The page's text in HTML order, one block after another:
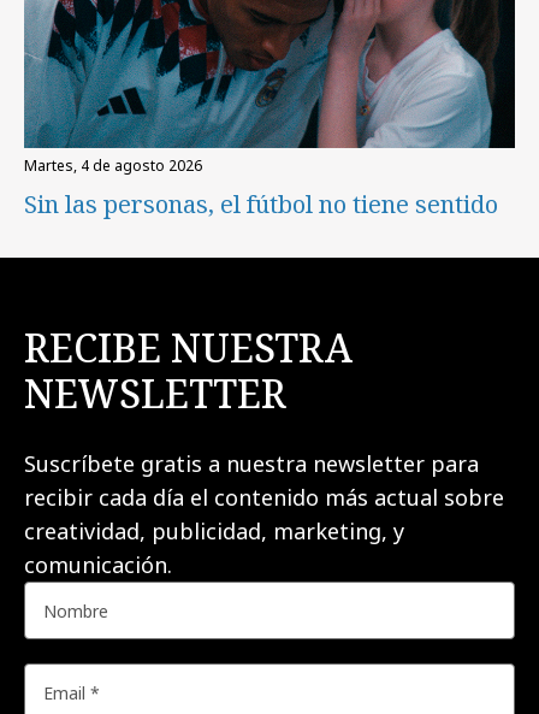
martes, 4 de agosto 2026
Sin las personas, el fútbol no tiene sentido
RECIBE NUESTRA
NEWSLETTER
Suscríbete gratis a nuestra newsletter para
recibir cada día el contenido más actual sobre
creatividad, publicidad, marketing, y
comunicación.